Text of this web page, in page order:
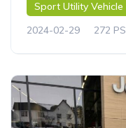
Sport Utility Vehicle
2024-02-29
272 PS